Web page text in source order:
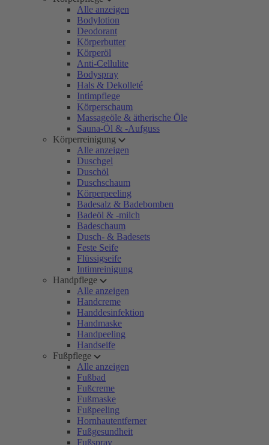
Alle anzeigen
Bodylotion
Deodorant
Körperbutter
Körperöl
Anti-Cellulite
Bodyspray
Hals & Dekolleté
Intimpflege
Körperschaum
Massageöle & ätherische Öle
Sauna-Öl & -Aufguss
Körperreinigung
Alle anzeigen
Duschgel
Duschöl
Duschschaum
Körperpeeling
Badesalz & Badebomben
Badeöl & -milch
Badeschaum
Dusch- & Badesets
Feste Seife
Flüssigseife
Intimreinigung
Handpflege
Alle anzeigen
Handcreme
Handdesinfektion
Handmaske
Handpeeling
Handseife
Fußpflege
Alle anzeigen
Fußbad
Fußcreme
Fußmaske
Fußpeeling
Hornhautentferner
Fußgesundheit
Fußspray